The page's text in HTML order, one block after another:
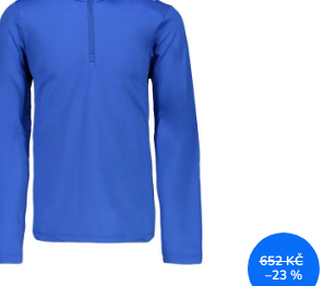
652 KČ
–23 %